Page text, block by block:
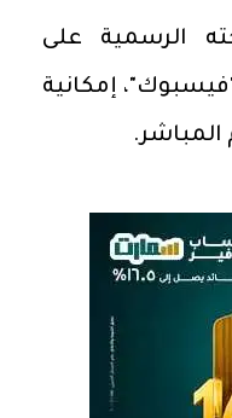
الرسمية على
إمكانية